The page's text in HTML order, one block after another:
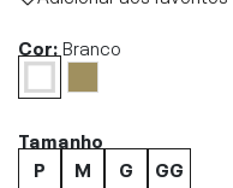
Cor:Branco
Tamanho
P
M G GG